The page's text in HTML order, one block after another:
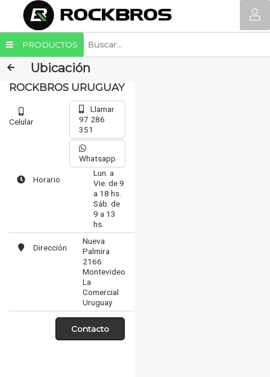
PRODUCTOS
Ubicación
ROCKBROS URUGUAY
Celular
Llamar
97 286
351
Whatsapp
Horario
Lun. a
Vie. de 9
a 18 hs.
Sáb. de
9 a 13
hs.
Dirección
Nueva
Palmira
2166
Montevideo
La
Comercial
Uruguay